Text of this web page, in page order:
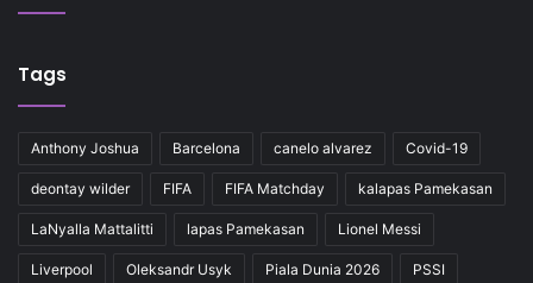
Tags
Anthony Joshua Barcelona canelo alvarez Covid-19
deontay wilder FIFA FIFA Matchday kalapas Pamekasan
LaNyalla Mattalitti lapas Pamekasan Lionel Messi
Liverpool Oleksandr Usyk Piala Dunia 2026 PSSI